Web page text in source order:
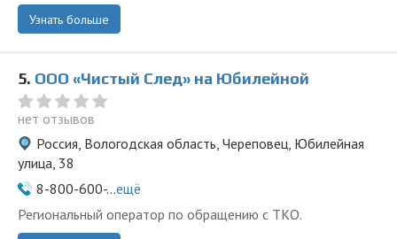
Узнать больше
5. ООО «Чистый След» на Юбилейной
нет отзывов
Россия, Вологодская область, Череповец, Юбилейная
улица, 38
8-800-600-...ещё
Региональный оператор по обращению с ТКО.